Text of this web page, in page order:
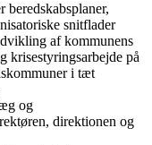
snitflader
af kommunens
krisestyringsarbejde på
i tæt
og
direktionen og